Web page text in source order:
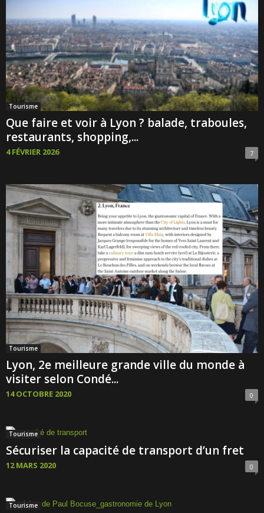
Tourisme
Que faire et voir à Lyon ? balade, traboules,
restaurants, shopping,...
4 FÉVRIER 2026 7
Tourisme
Lyon, 2e meilleure grande ville du monde à
visiter selon Condé...
14 OCTOBRE 2020 0
Tourisme
Sécuriser la capacité de transport d’un fret
12 MARS 2020 0
Tourisme